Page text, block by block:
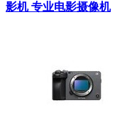
影机 专业电影摄像机